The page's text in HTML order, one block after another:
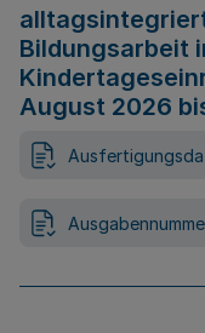
Bildungsarbeit
August 2026